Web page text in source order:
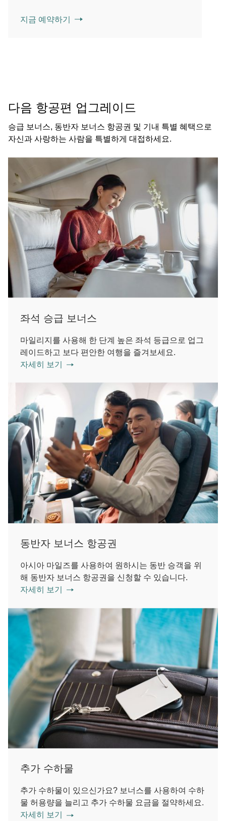
지금 예약하기
다음 항공편 업그레이드
승급 보너스, 동반자 보너스 항공권 및 기내 특별 혜택으로
자신과 사랑하는 사람을 특별하게 대접하세요.
좌석 승급 보너스
마일리지를 사용해 한 단계 높은 좌석 등급으로 업그
레이드하고 보다 편안한 여행을 즐겨보세요.
자세히 보기
동반자 보너스 항공권
아시아 마일즈를 사용하여 원하시는 동반 승객을 위
해 동반자 보너스 항공권을 신청할 수 있습니다.
자세히 보기
추가 수하물
추가 수하물이 있으신가요? 보너스를 사용하여 수하
물 허용량을 늘리고 추가 수하물 요금을 절약하세요.
자세히 보기